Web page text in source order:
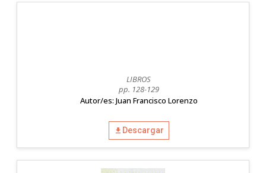
LIBROS
pp. 128-129
Autor/es: Juan Francisco Lorenzo
Descargar